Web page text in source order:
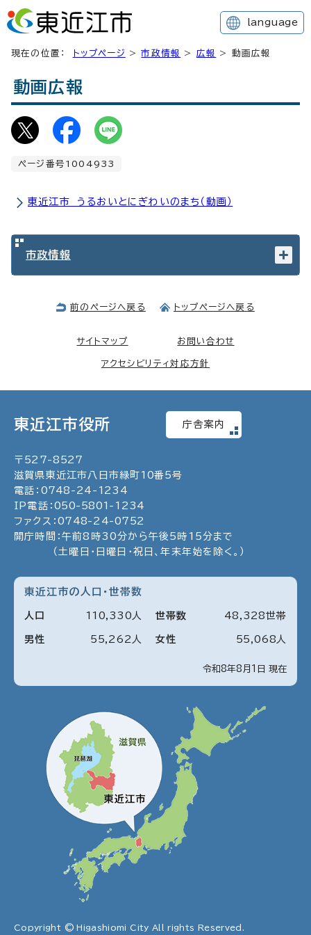
language
現在の位置： トップページ >市政情報 > 広報 > 動画広報
動画広報
ページ番号1004933
東近江市 うるおいとにぎわいのまち（動画）
市政情報
前のページへ戻る トップページへ戻る
サイトマップ お問い合わせ
アクセシビリティ対応方針
東近江市役所 庁舎案内
〒 527-8527
滋賀県東近江市八日市緑町10番5号
電話： 0748 - 24 - 1234
IP電話： 050- 5801 - 1234
ファクス： 0748- 24-0752
開庁時間：午前8時30分から午後5時15分まで
（土曜日・日曜日・祝日、年末年始を除く。）
東近江市の人口・世帯数
令和8年8月1日 現在
人口 110 330 人
男性 55 262 人 女性 55 068 人
世帯数 48 328世帯
Copyright © Higashiomi City All rights Reserved.